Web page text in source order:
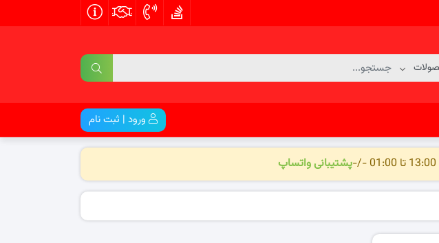
ورود | ثبت نام
پشتیبانی واتساپ